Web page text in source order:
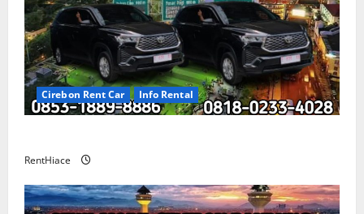
Cirebon Rent Car Info Rental
RentHiace